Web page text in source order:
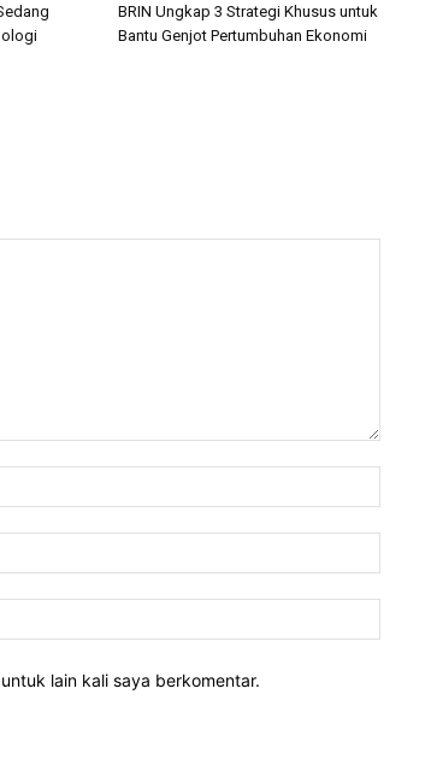
BRIN Ungkap 3 Strategi Khusus untuk
Bantu Genjot Pertumbuhan Ekonomi
lain kali saya berkomentar.